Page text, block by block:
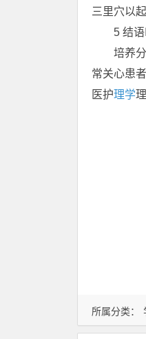
所属分类：
三里穴以
5 结语
培养分诊
常关心患
医护理学